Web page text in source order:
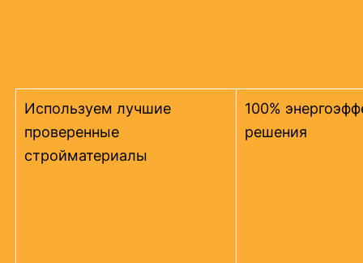
Используем лучшие
проверенные
стройматериалы
100%
решения